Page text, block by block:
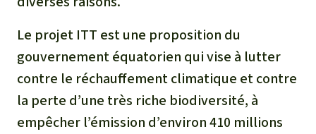
Le projet ITT est une proposition du
gouvernement équatorien qui vise à lutter
contre le réchauffement climatique et contre
la perte d’une très riche biodiversité, à
empêcher l’émission d’environ 410 millions